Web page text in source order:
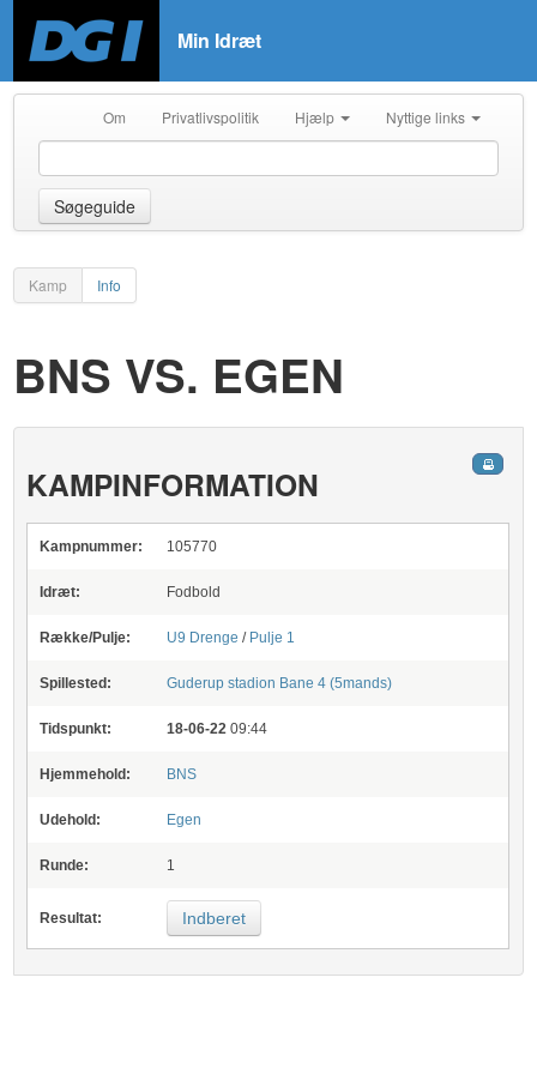
Min Idræt
Om Privatlivspolitik Hjælp Nyttige links
Søgeguide
Kamp Info
BNS VS. EGEN
KAMPINFORMATION
Kampnummer: 105770
Idræt: Fodbold
Række/Pulje: U9 Drenge / Pulje 1
Spillested: Guderup stadion Bane 4 (5mands)
Tidspunkt: 18-06-2209:44
Hjemmehold: BNS
Udehold: Egen
Runde: 1
Resultat: Indberet